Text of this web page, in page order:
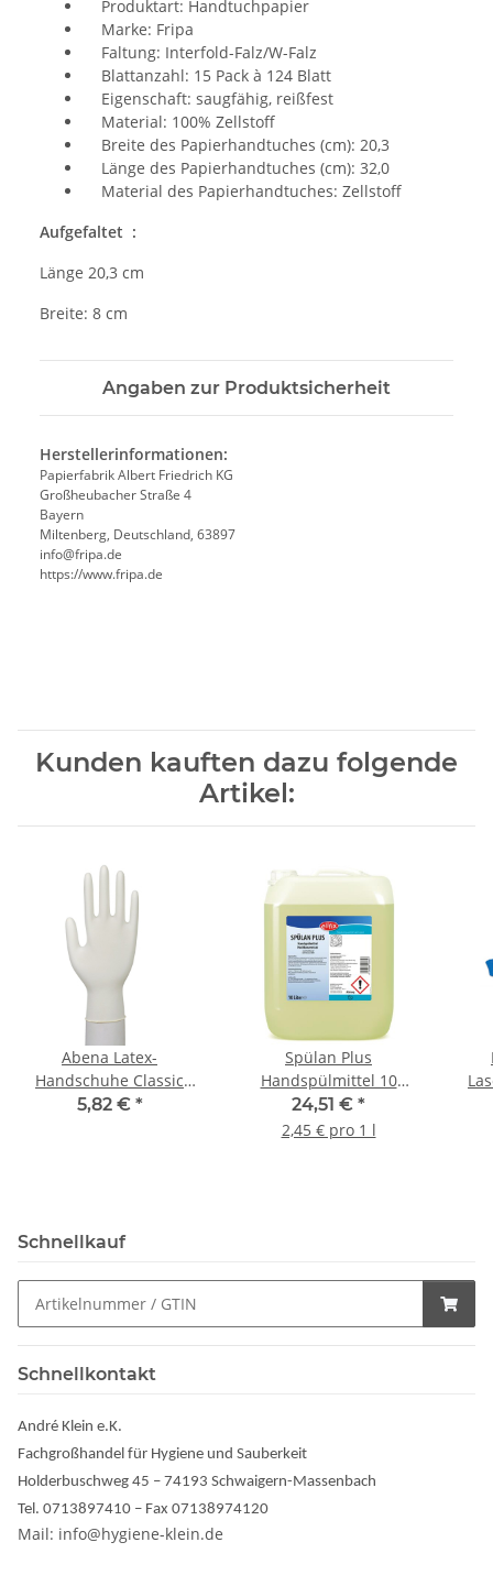
Produktart: Handtuchpapier
Marke: Fripa
Faltung: Interfold-Falz/W-Falz
Blattanzahl: 15 Pack à 124 Blatt
Eigenschaft: saugfähig, reißfest
Material: 100% Zellstoff
Breite des Papierhandtuches (cm): 20,3
Länge des Papierhandtuches (cm): 32,0
Material des Papierhandtuches: Zellstoff
Aufgefaltet :
Länge 20,3 cm
Breite: 8 cm
Angaben zur Produktsicherheit
Herstellerinformationen:
Papierfabrik Albert Friedrich KG
Großheubacher Straße 4
Bayern
Miltenberg, Deutschland, 63897
info@fripa.de
https://www.fripa.de
Kunden kauften dazu folgende
Artikel:
Abena Latex-
Handschuhe Classic
puderfrei 100 Stück Gr.
5,82 € *
Spülan Plus
Handspülmittel 10
l/Kanister
24,51 € *
2,45 € pro 1 l
Schnellkauf
Schnellkontakt
André Klein e.K.
Fachgroßhandel für Hygiene und Sauberkeit
Holderbuschweg 45 – 74193 Schwaigern-Massenbach
Tel. 0713897410 – Fax 07138974120
Mail: info@hygiene-klein.de